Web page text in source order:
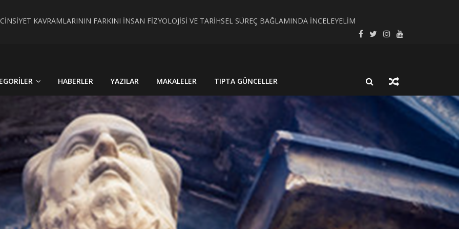
HABERLER YAZILAR MAKALELER TIPTA GÜNCELLER